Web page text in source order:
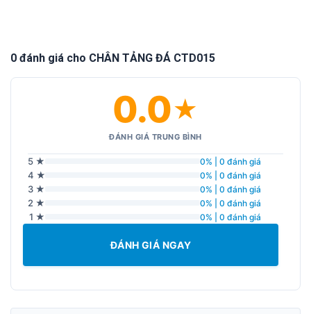
0 đánh giá cho CHÂN TẢNG ĐÁ CTD015
0.0★
ĐÁNH GIÁ TRUNG BÌNH
5 ★ 0% | 0 đánh giá
4 ★ 0% | 0 đánh giá
3 ★ 0% | 0 đánh giá
2 ★ 0% | 0 đánh giá
1 ★ 0% | 0 đánh giá
ĐÁNH GIÁ NGAY